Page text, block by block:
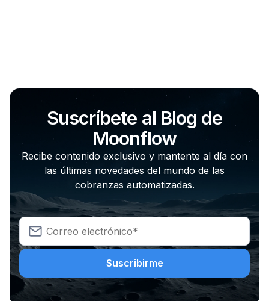
Suscríbete al Blog de
Moonflow
Recibe contenido exclusivo y mantente al día con
las últimas novedades del mundo de las
cobranzas automatizadas.